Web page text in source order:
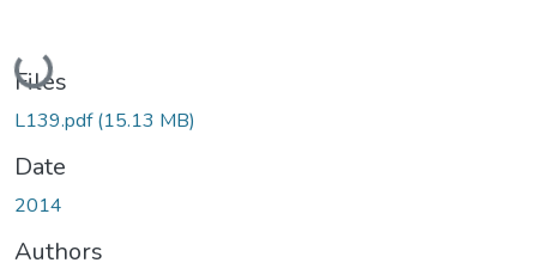
Loading...
Files
L139.pdf(15.13 MB)
Date
2014
Authors